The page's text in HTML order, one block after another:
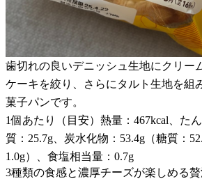
歯切れの良いデニッシュ生地にクリー
ケーキを絞り、さらにタルト生地を組
菓子パンです。
1個あたり（目安）熱量：467kcal、た
質：25.7g、炭水化物：53.4g（糖質：
1.0g）、食塩相当量：0.7g
3種類の食感と濃厚チーズが楽しめる